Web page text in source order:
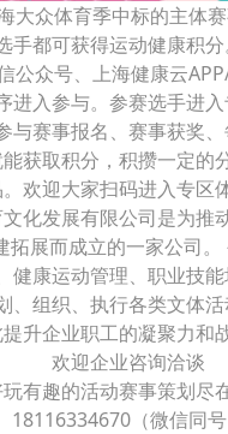
大众体育季中标的主体
手都可获得运动健康积
公众号、上海健康云
进入参与。参赛选手进
与赛事报名、赛事获奖
获取积分，积攒一定的
欢迎大家扫码进入专区
化发展有限公司是为推
拓展而成立的一家公司
健康运动管理、职业技
、组织、执行各类文体活
升企业职工的凝聚力和
欢迎企业咨询洽谈
有趣的活动赛事策划尽
18116334670（微信同号